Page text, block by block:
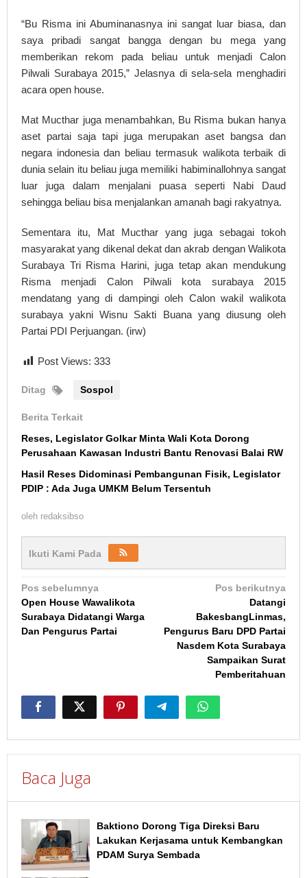
“Bu Risma ini Abuminanasnya ini sangat luar biasa, dan
saya pribadi sangat bangga dengan bu mega yang
memberikan rekom pada beliau untuk menjadi Calon
Pilwali Surabaya 2015,” Jelasnya di sela-sela menghadiri
acara open house.
Mat Mucthar juga menambahkan, Bu Risma bukan hanya
aset partai saja tapi juga merupakan aset bangsa dan
negara indonesia dan beliau termasuk walikota terbaik di
dunia selain itu beliau juga memiliki habiminallohnya sangat
luar juga dalam menjalani puasa seperti Nabi Daud
sehingga beliau bisa menjalankan amanah bagi rakyatnya.
Sementara itu, Mat Mucthar yang juga sebagai tokoh
masyarakat yang dikenal dekat dan akrab dengan Walikota
Surabaya Tri Risma Harini, juga tetap akan mendukung
Risma menjadi Calon Pilwali kota surabaya 2015
mendatang yang di dampingi oleh Calon wakil walikota
surabaya yakni Wisnu Sakti Buana yang diusung oleh
Partai PDI Perjuangan. (irw)
Post Views: 333
Ditag Sospol
Berita Terkait
Reses, Legislator Golkar Minta Wali Kota Dorong
Perusahaan Kawasan Industri Bantu Renovasi Balai RW
Hasil Reses Didominasi Pembangunan Fisik, Legislator
PDIP : Ada Juga UMKM Belum Tersentuh
oleh redaksibso
Ikuti Kami Pada
Navigasi
pos
Pos sebelumnya
Open House Wawalikota
Surabaya Didatangi Warga
Dan Pengurus Partai
Pos berikutnya
Datangi
BakesbangLinmas,
Pengurus Baru DPD Partai
Nasdem Kota Surabaya
Sampaikan Surat
Pemberitahuan
Baca Juga
Baktiono Dorong Tiga Direksi Baru
Lakukan Kerjasama untuk Kembangkan
PDAM Surya Sembada